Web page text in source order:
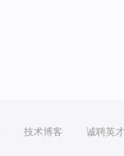
技术博客 诚聘英才